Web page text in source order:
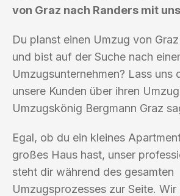
von Graz nach Randers mit
Du planst einen Umzug von
und bist auf der Suche nach
Umzugsunternehmen? Lass uns
unsere Kunden über ihren
Umzugskönig Bergmann Graz
Egal, ob du ein kleines
großes Haus hast, unser
steht dir während des gesamten
Umzugsprozesses zur Seite. Wir